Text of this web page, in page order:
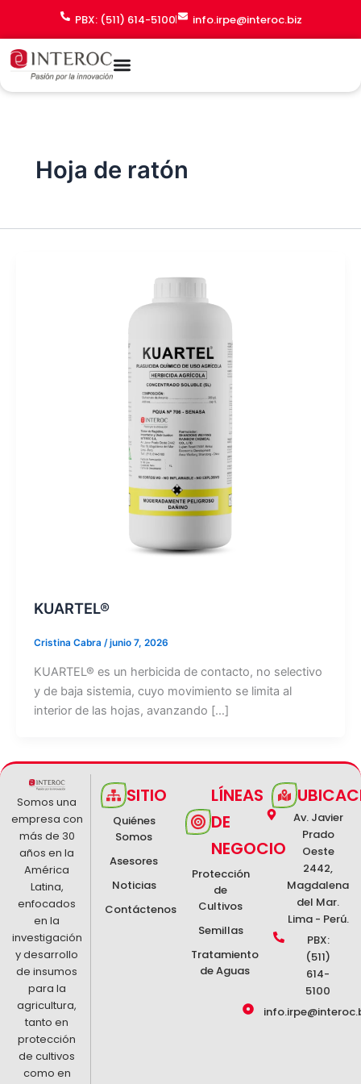
contenido
PBX: (511) 614-5100 info.irpe@interoc.biz
Hoja de ratón
KUARTEL®
Cristina Cabra /junio 7, 2026
KUARTEL® es un herbicida de contacto, no selectivo
y de baja sistemia, cuyo movimiento se limita al
interior de las hojas, avanzando […]
Somos una
empresa con
más de 30
años en la
América
Latina,
enfocados
en la
investigación
y desarrollo
de insumos
para la
agricultura,
tanto en
protección
de cultivos
como en
SITIO
Quiénes
Somos
Asesores
Noticias
Contáctenos
LÍNEAS
DE
NEGOCIO
Protección
de
Cultivos
Semillas
Tratamiento
de Aguas
Av. Javier
Prado
Oeste
2442,
Magdalena
del Mar.
Lima - Perú.
PBX:
(511)
614-
5100